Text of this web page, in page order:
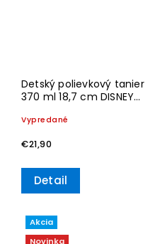
Detský polievkový tanier
370 ml 18,7 cm DISNEY
Boch
Vypredané
€21,90
Detail
Akcia
Novinka